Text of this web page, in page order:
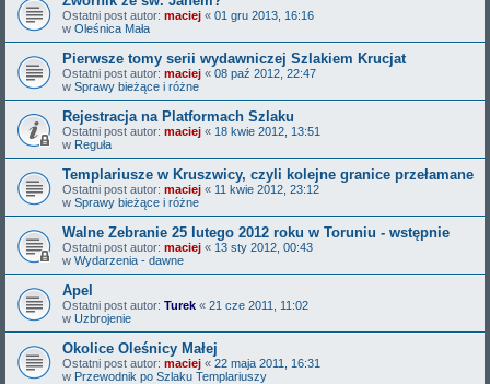
Ostatni post autor: maciej « 01 gru 2013, 16:16
w Oleśnica Mała
Pierwsze tomy serii wydawniczej Szlakiem Krucjat
Ostatni post autor: maciej « 08 paź 2012, 22:47
w Sprawy bieżące i różne
Rejestracja na Platformach Szlaku
Ostatni post autor: maciej « 18 kwie 2012, 13:51
w Reguła
Templariusze w Kruszwicy, czyli kolejne granice przełamane
Ostatni post autor: maciej « 11 kwie 2012, 23:12
w Sprawy bieżące i różne
Walne Zebranie 25 lutego 2012 roku w Toruniu - wstępnie
Ostatni post autor: maciej « 13 sty 2012, 00:43
w Wydarzenia - dawne
Apel
Ostatni post autor: Turek « 21 cze 2011, 11:02
w Uzbrojenie
Okolice Oleśnicy Małej
Ostatni post autor: maciej « 22 maja 2011, 16:31
w Przewodnik po Szlaku Templariuszy